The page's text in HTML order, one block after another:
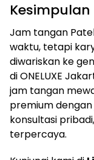
Kesimpulan
Jam tangan
waktu, tetapi
diwariskan ke
di ONELUXE
jam tangan
premium
konsultasi
terpercaya.